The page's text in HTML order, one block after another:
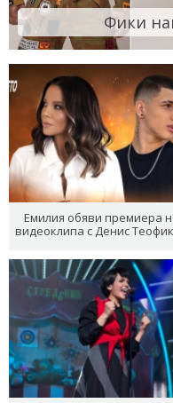
Фики
Емилия обяви премиера
видеоклипа с Денис